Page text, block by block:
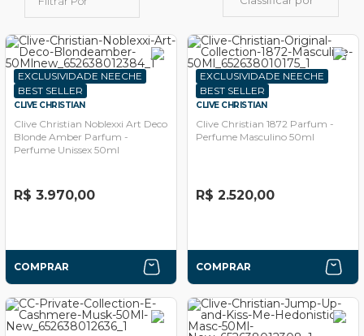
EXCLUSIVIDADE NEECHE
BEST SELLER
CLIVE CHRISTIAN
Clive Christian Noblexxi Art Deco
Blonde Amber Parfum -
Perfume Unissex 50ml
R$ 3.970,00
COMPRAR
EXCLUSIVIDADE NEECHE
BEST SELLER
CLIVE CHRISTIAN
Clive Christian 1872 Parfum -
Perfume Masculino 50ml
R$ 2.520,00
COMPRAR